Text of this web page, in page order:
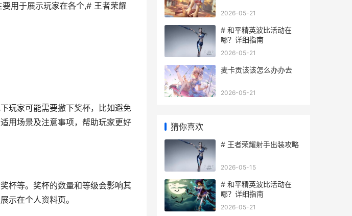
用于展示玩家在各个,# 王者荣耀
玩家可能需要撤下奖杯，比如避免
用场景及注意事项，帮助玩家更好
杯等。奖杯的数量和等级会影响其
示在个人资料页。
2026-05-21
# 和平精英波比活动在
哪？详细指南
2026-05-21
麦卡贡该该怎么办办去
2026-05-21
猜你喜欢
# 王者荣耀射手出装攻略
2026-05-15
# 和平精英波比活动在
哪？详细指南
2026-05-21